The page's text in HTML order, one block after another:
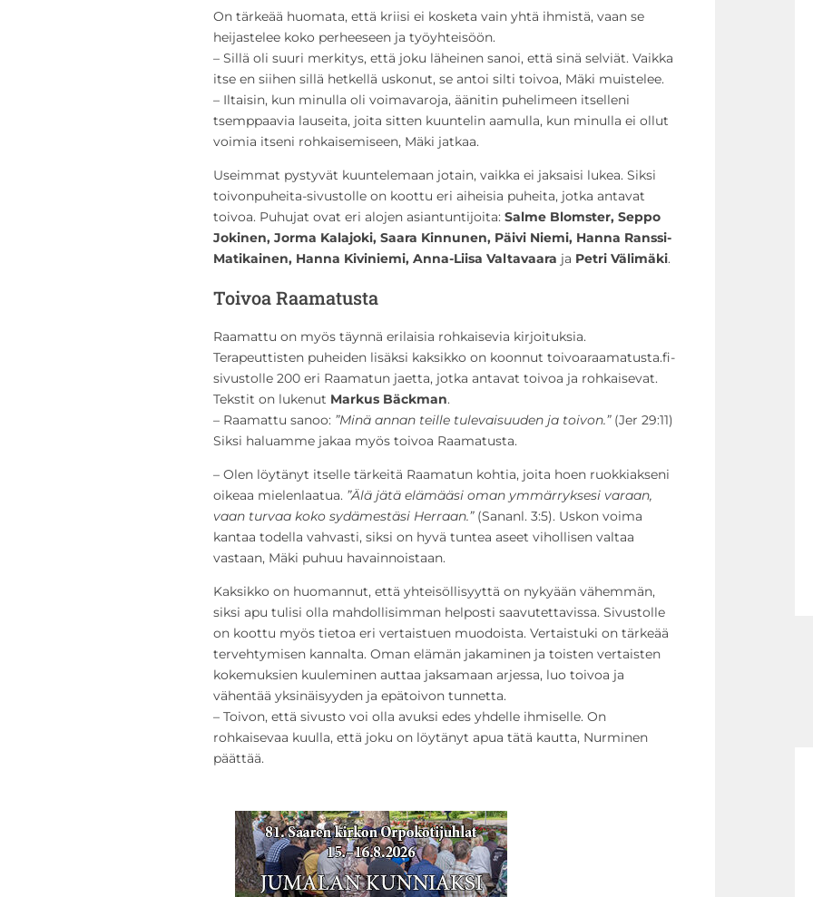
On tärkeää huomata, että kriisi ei kosketa vain yhtä ihmistä, vaan se
heijastelee koko perheeseen ja työyhteisöön.
– Sillä oli suuri merkitys, että joku läheinen sanoi, että sinä selviät. Vaikka
itse en siihen sillä hetkellä uskonut, se antoi silti toivoa, Mäki muistelee.
– Iltaisin, kun minulla oli voimavaroja, äänitin puhelimeen itselleni
tsemppaavia lauseita, joita sitten kuuntelin aamulla, kun minulla ei ollut
voimia itseni rohkaisemiseen, Mäki jatkaa.
Useimmat pystyvät kuuntelemaan jotain, vaikka ei jaksaisi lukea. Siksi
toivonpuheita-sivustolle on koottu eri aiheisia puheita, jotka antavat
toivoa. Puhujat ovat eri alojen asiantuntijoita: Salme Blomster, Seppo
Jokinen, Jorma Kalajoki, Saara Kinnunen, Päivi Niemi, Hanna Ranssi-
Matikainen, Hanna Kiviniemi, Anna-Liisa Valtavaara ja Petri Välimäki.
Toivoa Raamatusta
Raamattu on myös täynnä erilaisia rohkaisevia kirjoituksia.
Terapeuttisten puheiden lisäksi kaksikko on koonnut toivoaraamatusta.fi-
sivustolle 200 eri Raamatun jaetta, jotka antavat toivoa ja rohkaisevat.
Tekstit on lukenut Markus Bäckman.
– Raamattu sanoo: ”Minä annan teille tulevaisuuden ja toivon.”(Jer 29:11)
Siksi haluamme jakaa myös toivoa Raamatusta.
– Olen löytänyt itselle tärkeitä Raamatun kohtia, joita hoen ruokkiakseni
oikeaa mielenlaatua. ”Älä jätä elämääsi oman ymmärryksesi varaan,
vaan turvaa koko sydämestäsi Herraan.” (Sananl. 3:5). Uskon voima
kantaa todella vahvasti, siksi on hyvä tuntea aseet vihollisen valtaa
vastaan, Mäki puhuu havainnoistaan.
Kaksikko on huomannut, että yhteisöllisyyttä on nykyään vähemmän,
siksi apu tulisi olla mahdollisimman helposti saavutettavissa. Sivustolle
on koottu myös tietoa eri vertaistuen muodoista. Vertaistuki on tärkeää
tervehtymisen kannalta. Oman elämän jakaminen ja toisten vertaisten
kokemuksien kuuleminen auttaa jaksamaan arjessa, luo toivoa ja
vähentää yksinäisyyden ja epätoivon tunnetta.
– Toivon, että sivusto voi olla avuksi edes yhdelle ihmiselle. On
rohkaisevaa kuulla, että joku on löytänyt apua tätä kautta, Nurminen
päättää.